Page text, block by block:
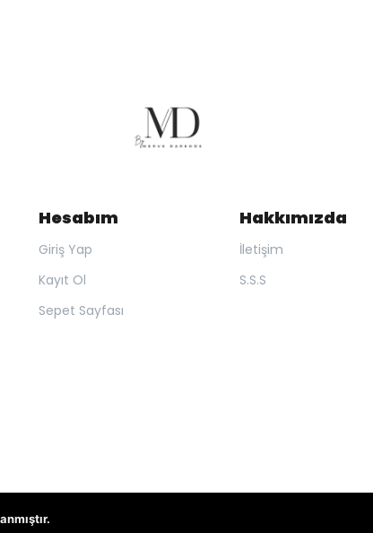
Hesabım
Giriş Yap
Kayıt Ol
Sepet Sayfası
Hakkımızda
İletişim
S.S.S